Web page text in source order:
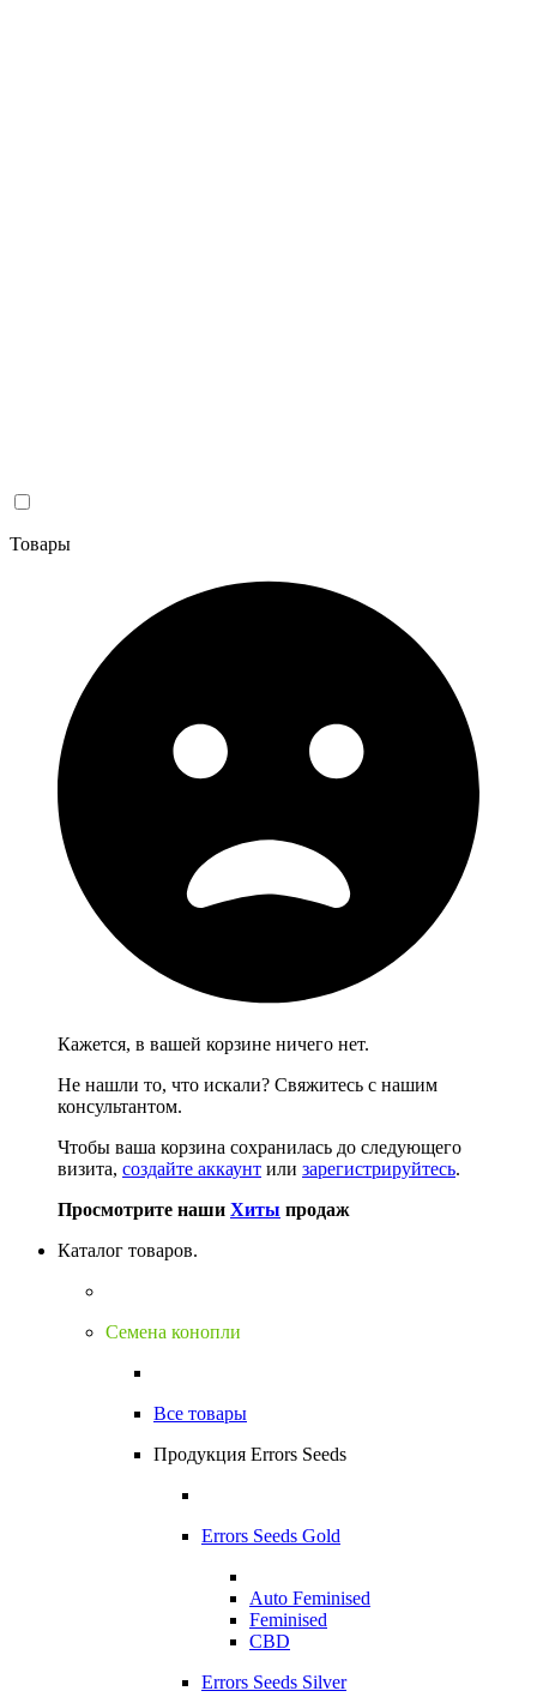
Товары
Кажется, в вашей корзине ничего нет.
Не нашли то, что искали? Свяжитесь с нашим
консультантом.
Чтобы ваша корзина сохранилась до следующего
визита, создайте аккаунт или зарегистрируйтесь.
Просмотрите наши Хиты продаж
Каталог товаров.
Семена конопли
Все товары
Продукция Errors Seeds
Errors Seeds Gold
Auto Feminised
Feminised
CBD
Errors Seeds Silver